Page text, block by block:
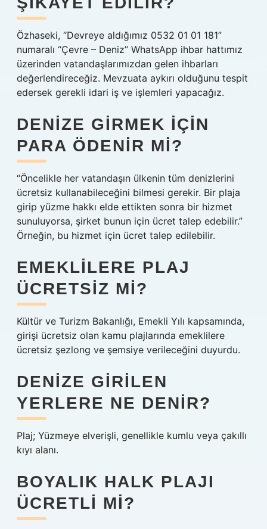
Özhaseki, “Devreye aldığımız 0532 01 01 181”
numaralı “Çevre – Deniz” WhatsApp ihbar hattımız
üzerinden vatandaşlarımızdan gelen ihbarları
değerlendireceğiz. Mevzuata aykırı olduğunu tespit
edersek gerekli idari iş ve işlemleri yapacağız.
DENIZE GIRMEK IÇIN
PARA ÖDENIR MI?
“Öncelikle her vatandaşın ülkenin tüm denizlerini
ücretsiz kullanabileceğini bilmesi gerekir. Bir plaja
girip yüzme hakkı elde ettikten sonra bir hizmet
sunuluyorsa, şirket bunun için ücret talep edebilir.”
Örneğin, bu hizmet için ücret talep edilebilir.
EMEKLILERE PLAJ
ÜCRETSIZ MI?
Kültür ve Turizm Bakanlığı, Emekli Yılı kapsamında,
girişi ücretsiz olan kamu plajlarında emeklilere
ücretsiz şezlong ve şemsiye verileceğini duyurdu.
DENIZE GIRILEN
YERLERE NE DENIR?
Plaj; Yüzmeye elverişli, genellikle kumlu veya çakıllı
kıyı alanı.
BOYALIK HALK PLAJI
ÜCRETLI MI?